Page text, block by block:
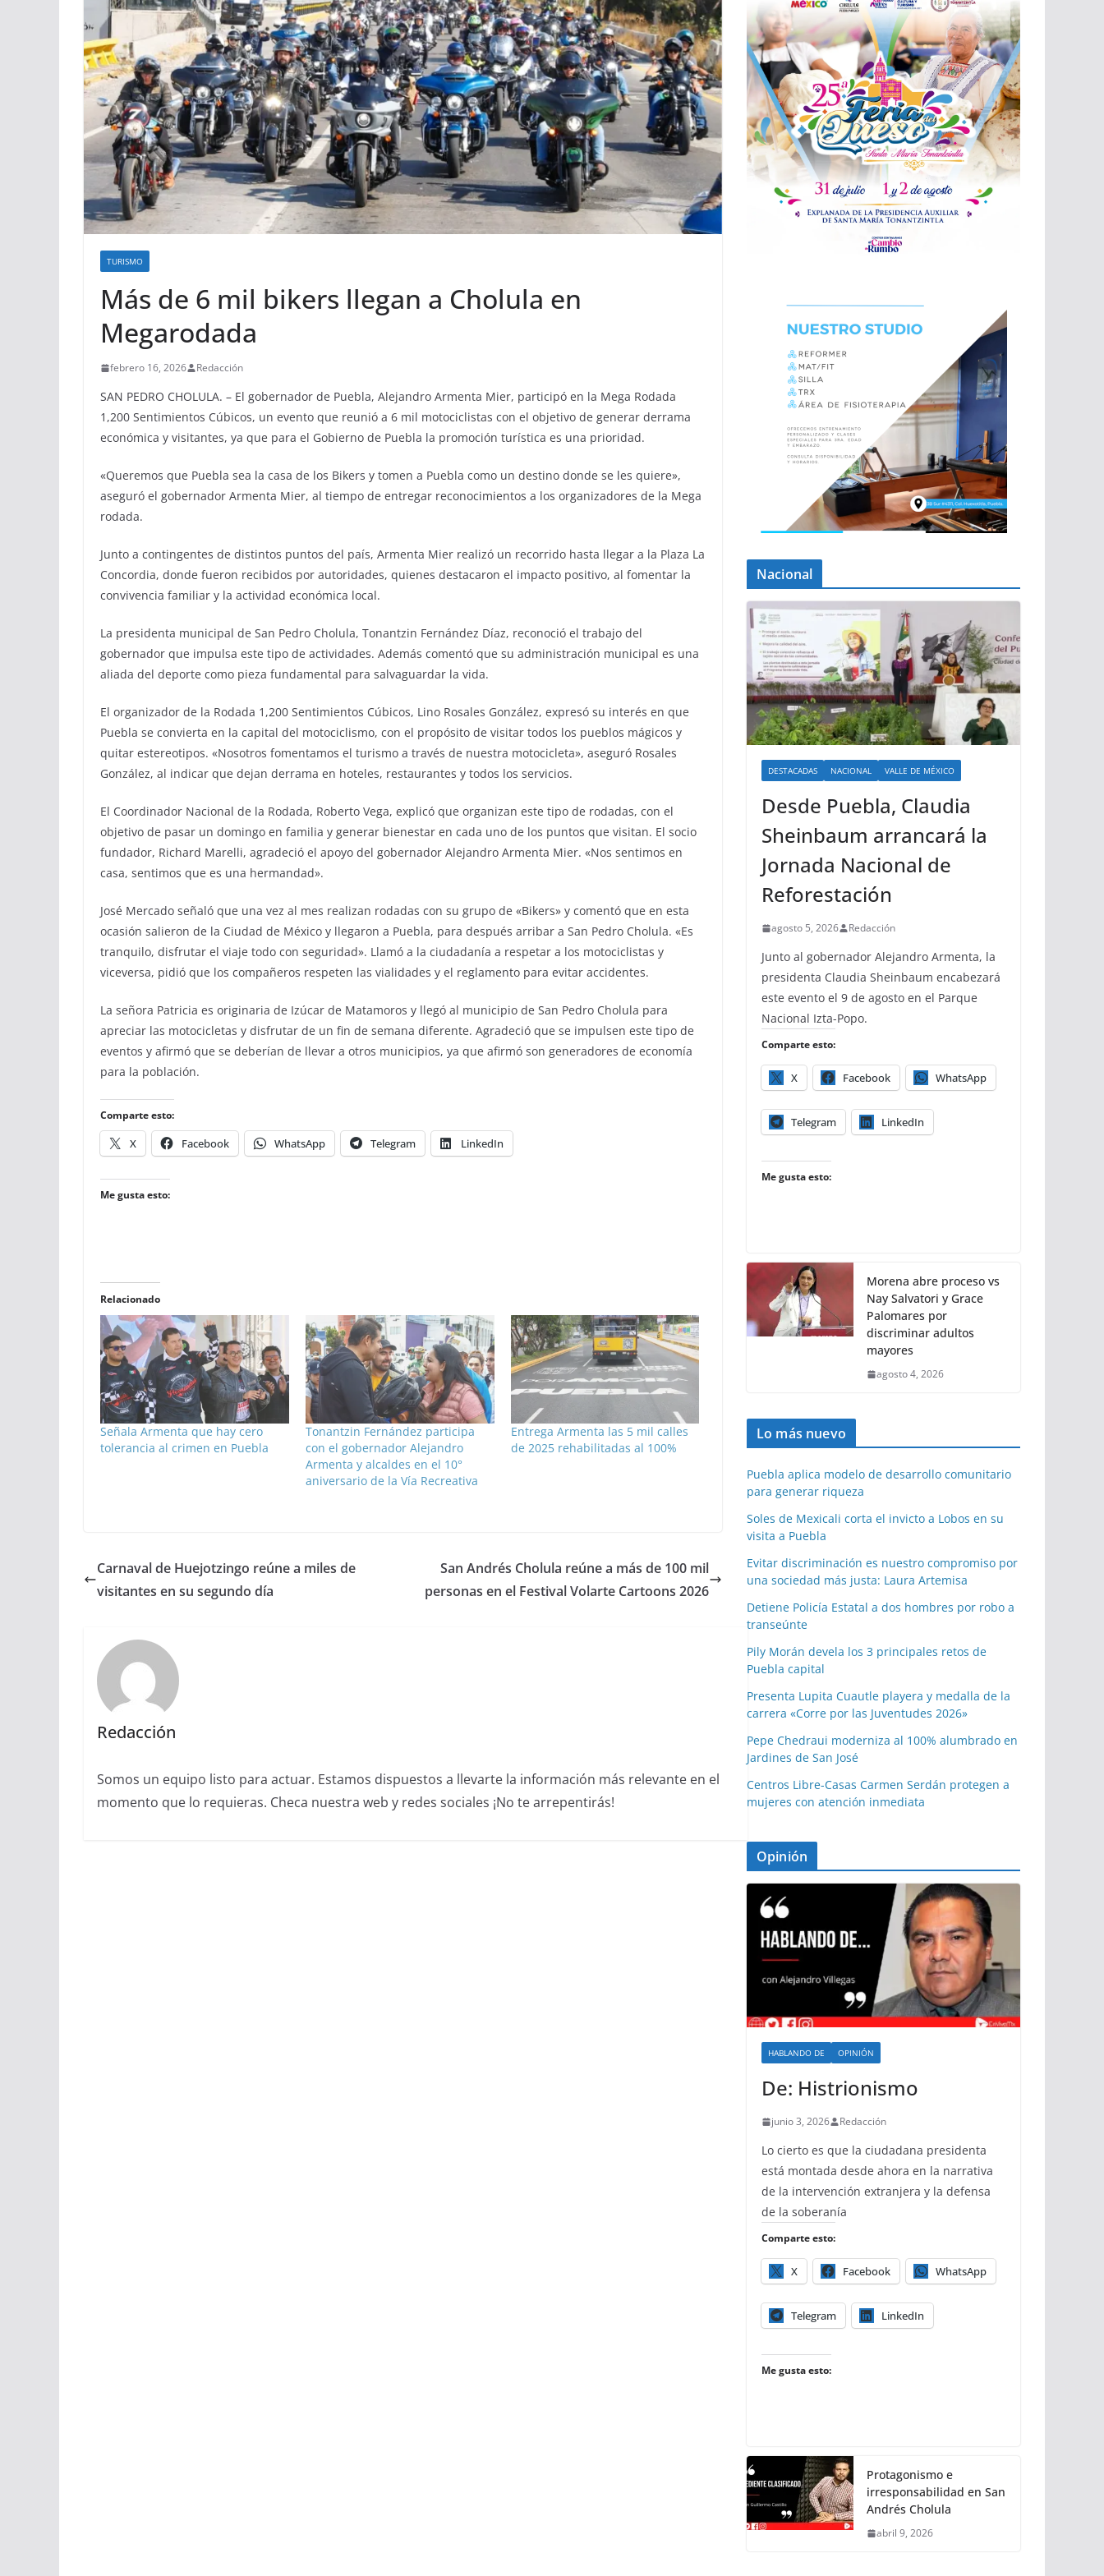
TURISMO
Más de 6 mil bikers llegan a Cholula en
Megarodada
febrero 16, 2026 Redacción
SAN PEDRO CHOLULA. – El gobernador de Puebla, Alejandro Armenta Mier, participó en la Mega Rodada
1,200 Sentimientos Cúbicos, un evento que reunió a 6 mil motociclistas con el objetivo de generar derrama
económica y visitantes, ya que para el Gobierno de Puebla la promoción turística es una prioridad.
«Queremos que Puebla sea la casa de los Bikers y tomen a Puebla como un destino donde se les quiere»,
aseguró el gobernador Armenta Mier, al tiempo de entregar reconocimientos a los organizadores de la Mega
rodada.
Junto a contingentes de distintos puntos del país, Armenta Mier realizó un recorrido hasta llegar a la Plaza La
Concordia, donde fueron recibidos por autoridades, quienes destacaron el impacto positivo, al fomentar la
convivencia familiar y la actividad económica local.
La presidenta municipal de San Pedro Cholula, Tonantzin Fernández Díaz, reconoció el trabajo del
gobernador que impulsa este tipo de actividades. Además comentó que su administración municipal es una
aliada del deporte como pieza fundamental para salvaguardar la vida.
El organizador de la Rodada 1,200 Sentimientos Cúbicos, Lino Rosales González, expresó su interés en que
Puebla se convierta en la capital del motociclismo, con el propósito de visitar todos los pueblos mágicos y
quitar estereotipos. «Nosotros fomentamos el turismo a través de nuestra motocicleta», aseguró Rosales
González, al indicar que dejan derrama en hoteles, restaurantes y todos los servicios.
El Coordinador Nacional de la Rodada, Roberto Vega, explicó que organizan este tipo de rodadas, con el
objetivo de pasar un domingo en familia y generar bienestar en cada uno de los puntos que visitan. El socio
fundador, Richard Marelli, agradeció el apoyo del gobernador Alejandro Armenta Mier. «Nos sentimos en
casa, sentimos que es una hermandad».
José Mercado señaló que una vez al mes realizan rodadas con su grupo de «Bikers» y comentó que en esta
ocasión salieron de la Ciudad de México y llegaron a Puebla, para después arribar a San Pedro Cholula. «Es
tranquilo, disfrutar el viaje todo con seguridad». Llamó a la ciudadanía a respetar a los motociclistas y
viceversa, pidió que los compañeros respeten las vialidades y el reglamento para evitar accidentes.
La señora Patricia es originaria de Izúcar de Matamoros y llegó al municipio de San Pedro Cholula para
apreciar las motocicletas y disfrutar de un fin de semana diferente. Agradeció que se impulsen este tipo de
eventos y afirmó que se deberían de llevar a otros municipios, ya que afirmó son generadores de economía
para la población.
Comparte esto:
X Facebook WhatsApp Telegram LinkedIn
Me gusta esto:
Relacionado
Señala Armenta que hay cero
tolerancia al crimen en Puebla
Tonantzin Fernández participa
con el gobernador Alejandro
Armenta y alcaldes en el 10°
aniversario de la Vía Recreativa
Entrega Armenta las 5 mil calles
de 2025 rehabilitadas al 100%
Carnaval de Huejotzingo reúne a miles de
visitantes en su segundo día
San Andrés Cholula reúne a más de 100 mil
personas en el Festival Volarte Cartoons 2026
Redacción
Somos un equipo listo para actuar. Estamos dispuestos a llevarte la información más relevante en el
momento que lo requieras. Checa nuestra web y redes sociales ¡No te arrepentirás!
Nacional
DESTACADAS NACIONAL VALLE DE MÉXICO
Desde Puebla, Claudia
Sheinbaum arrancará la
Jornada Nacional de
Reforestación
agosto 5, 2026 Redacción
Junto al gobernador Alejandro Armenta, la
presidenta Claudia Sheinbaum encabezará
este evento el 9 de agosto en el Parque
Nacional Izta-Popo.
Comparte esto:
X Facebook WhatsApp
Telegram LinkedIn
Me gusta esto:
Morena abre proceso vs
Nay Salvatori y Grace
Palomares por
discriminar adultos
mayores
agosto 4, 2026
Lo más nuevo
Puebla aplica modelo de desarrollo comunitario
para generar riqueza
Soles de Mexicali corta el invicto a Lobos en su
visita a Puebla
Evitar discriminación es nuestro compromiso por
una sociedad más justa: Laura Artemisa
Detiene Policía Estatal a dos hombres por robo a
transeúnte
Pily Morán devela los 3 principales retos de
Puebla capital
Presenta Lupita Cuautle playera y medalla de la
carrera «Corre por las Juventudes 2026»
Pepe Chedraui moderniza al 100% alumbrado en
Jardines de San José
Centros Libre-Casas Carmen Serdán protegen a
mujeres con atención inmediata
Opinión
HABLANDO DE OPINIÓN
De: Histrionismo
junio 3, 2026 Redacción
Lo cierto es que la ciudadana presidenta
está montada desde ahora en la narrativa
de la intervención extranjera y la defensa
de la soberanía
Comparte esto:
X Facebook WhatsApp
Telegram LinkedIn
Me gusta esto:
Protagonismo e
irresponsabilidad en San
Andrés Cholula
abril 9, 2026